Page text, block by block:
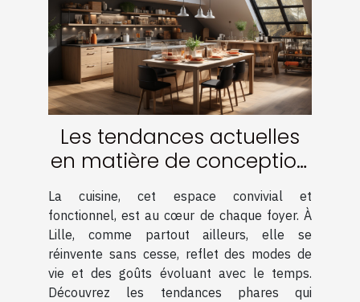
Les tendances actuelles
en matière de conception
de cuisine à Lille
La cuisine, cet espace convivial et
fonctionnel, est au cœur de chaque foyer. À
Lille, comme partout ailleurs, elle se
réinvente sans cesse, reflet des modes de
vie et des goûts évoluant avec le temps.
Découvrez les tendances phares qui